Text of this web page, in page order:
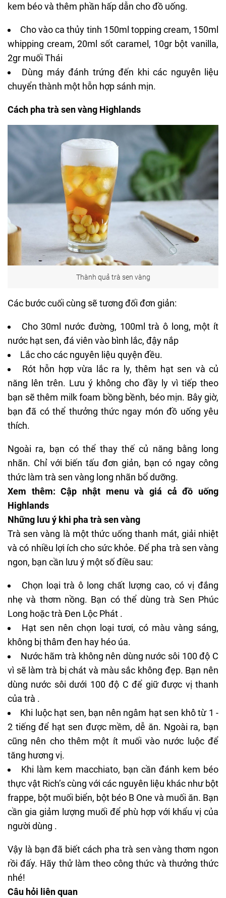
kem béovà thêm phần hấp dẫn cho đồ uống.
Cho vào ca thủy tinh 150ml topping cream, 150ml
whipping cream, 20ml sốt caramel, 10gr bột vanilla,
2gr muối Thái
Dùng máy đánh trứng đến khi các nguyên liệu
chuyển thành một hỗn hợp sánh mịn.
Cách pha trà sen vàng Highlands
Thành quả trà sen vàng
Các bước cuối cùng sẽ tương đối đơn giản:
Cho 30ml nước đường, 100ml trà ô long, một ít
nước hạt sen, đá viên vào bình lắc, đậy nắp
Lắc cho các nguyên liệu quyện đều.
Rót hỗn hợp vừa lắc ra ly, thêm hạt sen và củ
năng lên trên. Lưu ý không cho đầy ly vì tiếp theo
bạn sẽ thêm milk foam bồng bềnh, béo mịn. Bây giờ,
bạn đã có thể thưởng thức ngay món đồ uống yêu
thích.
Ngoài ra, bạn có thể thay thế củ năng bằng long
nhãn. Chỉ với biến tấu đơn giản, bạn có ngay công
thức làm trà sen vàng long nhãn bổ dưỡng.
Xem thêm:Cập nhật menu và giá cả đồ uống
Highlands
Những lưu ý khi pha trà sen vàng
Trà sen vàng là một thức uống thanh mát, giải nhiệt
và có nhiều lợi ích cho sức khỏe. Để pha trà sen vàng
ngon, bạn cần lưu ý một số điều sau:
Chọn loại trà ô long chất lượng cao, có vị đắng
nhẹ và thơm nồng. Bạn có thể dùng trà Sen Phúc
Long hoặc trà Đen Lộc Phát .
Hạt sen nên chọn loại tươi, có màu vàng sáng,
không bị thâm đen hay héo úa.
Nước hãm trà không nên dùng nước sôi 100 độ C
vì sẽ làm trà bị chát và màu sắc không đẹp. Bạn nên
dùng nước sôi dưới 100 độ C để giữ được vị thanh
của trà .
Khi luộc hạt sen, bạn nên ngâm hạt sen khô từ 1 -
2 tiếng để hạt sen được mềm, dễ ăn. Ngoài ra, bạn
cũng nên cho thêm một ít muối vào nước luộc để
tăng hương vị.
Khi làm kem macchiato, bạn cần đánh kem béo
thực vật Rich’s cùng với các nguyên liệu khác như bột
frappe, bột muối biển, bột béo B One và muối ăn. Bạn
cần gia giảm lượng muối để phù hợp với khẩu vị của
người dùng .
Vậy là bạn đã biết cách pha trà sen vàng thơm ngon
rồi đấy. Hãy thử làm theo công thức và thưởng thức
nhé!
Câu hỏi liên quan